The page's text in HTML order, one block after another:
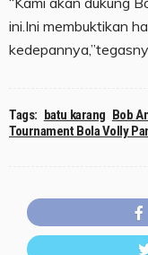
ini.Ini membuktikan
Tags: batu karang Bob
Tournament Bola Volly